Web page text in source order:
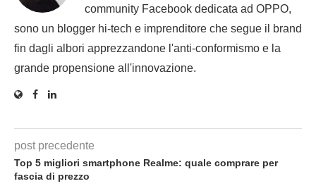
community Facebook dedicata ad OPPO,
sono un blogger hi-tech e imprenditore che segue il brand
fin dagli albori apprezzandone l'anti-conformismo e la
grande propensione all'innovazione.
post precedente
Top 5 migliori smartphone Realme: quale comprare per
fascia di prezzo